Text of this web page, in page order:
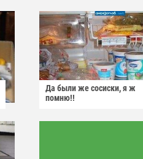
Да были же сосиски, я ж
помню!!